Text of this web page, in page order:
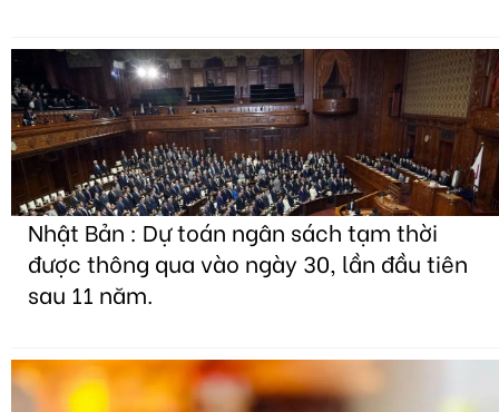
Nhật Bản : Dự toán ngân sách tạm thời
được thông qua vào ngày 30, lần đầu tiên
sau 11 năm.